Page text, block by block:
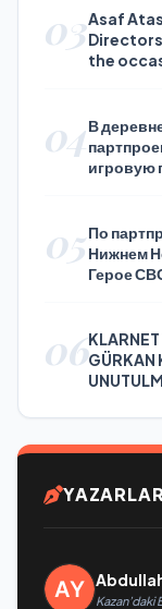
03Asaf
the
04В
игровую
05По
Нижнем
Герое
06GÜRKAN
YAZARLAR